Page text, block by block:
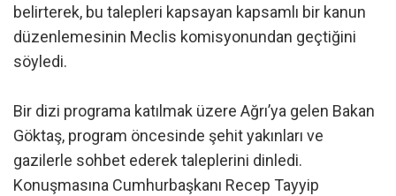
belirterek, bu talepleri kapsayan kapsamlı bir kanun
düzenlemesinin Meclis komisyonundan geçtiğini
söyledi.
Bir dizi programa katılmak üzere Ağrı’ya gelen Bakan
Göktaş, program öncesinde şehit yakınları ve
gazilerle sohbet ederek taleplerini dinledi.
Konuşmasına Cumhurbaşkanı Recep Tayyip